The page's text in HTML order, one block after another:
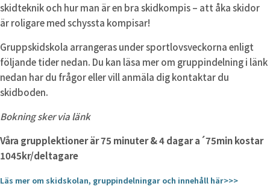
skidteknik och hur man är en bra skidkompis – att åka skidor
är roligare med schyssta kompisar!
Gruppskidskola arrangeras under sportlovsveckorna enligt
följande tider nedan. Du kan läsa mer om gruppindelning i länk
nedan har du frågor eller vill anmäla dig kontaktar du
skidboden.
Bokning sker via länk
Våra grupplektioner är 75 minuter & 4 dagar a´75min kostar
1045kr/deltagare
Läs mer om skidskolan, gruppindelningar och innehåll här>>>